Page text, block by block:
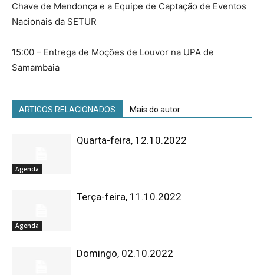
Chave de Mendonça e a Equipe de Captação de Eventos
Nacionais da SETUR
15:00 – Entrega de Moções de Louvor na UPA de
Samambaia
ARTIGOS RELACIONADOS Mais do autor
Agenda
Quarta-feira, 12.10.2022
Agenda
Terça-feira, 11.10.2022
Domingo, 02.10.2022